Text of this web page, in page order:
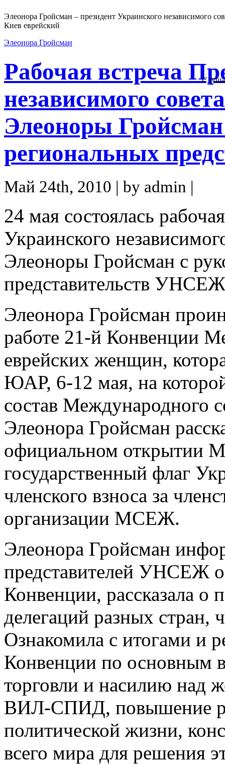
Элеонора Гройсман – президент Украинского независимого
Киев еврейский
Элеонора Гройсман
Рабочая встреча
независимого
Элеоноры
региональных
Май 24th, 2010 | by admin |
24 мая состоялась
Украинского
Элеоноры Гройсман с
представительств
Элеонора Гройсман
работе 21-й Конвенции
еврейских женщин,
ЮАР, 6-12 мая, на
состав Международного
Элеонора Гройсман
официальном открытии
государственный флаг
членского взноса за
организации МСЕЖ.
Элеонора Гройсман
представителей УНСЕЖ
Конвенции, рассказала о
делегаций разных
Ознакомила с итогами и
Конвенции по основным
торговли и насилию над
ВИЛ-СПИД, повышение
политической жизни,
всего мира для решения